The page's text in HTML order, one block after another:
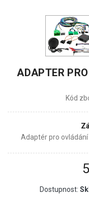
ADAPTER
Kód
Adaptér pro ovládání
Dostupnost: